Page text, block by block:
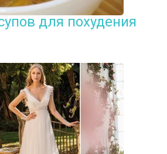
для похудения